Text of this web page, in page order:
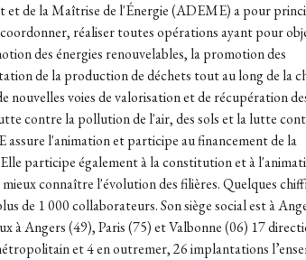
et de la Maîtrise de l'Énergie (ADEME) a pour
réaliser toutes opérations ayant pour
des énergies renouvelables, la promotion des
de la production de déchets tout au long de la
nouvelles voies de valorisation et de récupération
contre la pollution de l'air, des sols et la lutte
assure l'animation et participe au financement de la
participe également à la constitution et à
connaître l'évolution des filières. Quelques
de 1 000 collaborateurs. Son siège social est à
à Angers (49), Paris (75) et Valbonne (06) 17
et 4 en outremer, 26 implantations